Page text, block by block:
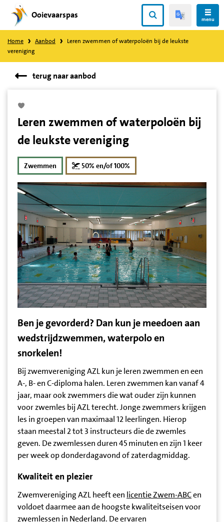
Direct
naar
content
Ooievaarspas menu
Home Aanbod
Leren zwemmen of waterpoloën bij de leukste
vereniging
terug naar aanbod
Leren zwemmen of waterpoloën bij
de leukste vereniging
Zwemmen 50% en/of 100%
Ben je gevorderd? Dan kun je meedoen aan
wedstrijdzwemmen, waterpolo en
snorkelen!
Bij zwemvereniging AZL kun je leren zwemmen en een
A-, B- en C-diploma halen. Leren zwemmen kan vanaf 4
jaar, maar ook zwemmers die wat ouder zijn kunnen
voor zwemles bij AZL terecht. Jonge zwemmers krijgen
les in groepen van maximaal 12 leerlingen. Hierop
staan meestal 2 tot 3 instructeurs die de zwemles
geven. De zwemlessen duren 45 minuten en zijn 1 keer
per week op donderdagavond of zaterdagmiddag.
Kwaliteit en plezier
Zwemvereniging AZL heeft een licentieZwem-ABCen
voldoet daarmee aan de hoogste kwaliteitseisen voor
zwemlessen in Nederland. De ervaren